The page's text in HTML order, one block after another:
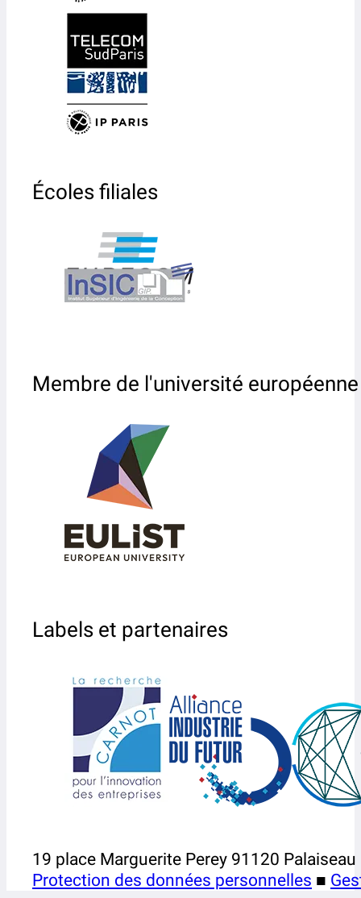
Écoles filiales
Membre de l'université européenne
Labels et partenaires
19 place Marguerite Perey 91120
Protection des données personnelles ■